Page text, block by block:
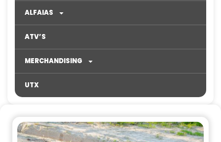
ALFAIAS
ATV’S
MERCHANDISING
UTX